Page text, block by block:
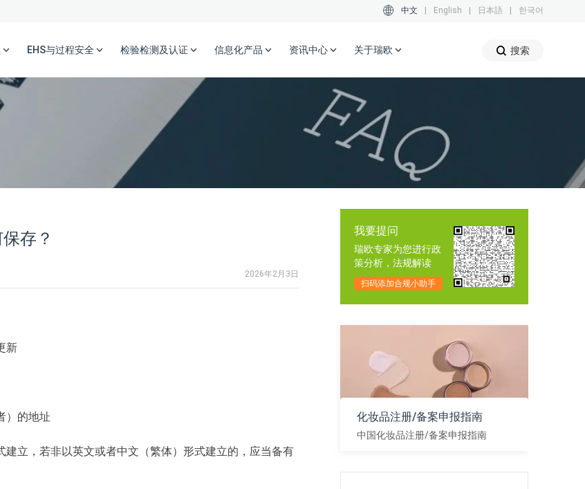
中文 English 日本語 한국어
EHS与过程安全 检验检测及认证 信息化产品 资讯中心 关于瑞欧 搜索
存？
2026年2月3日
新
）的地址
立，若非以英文或者中文（繁体）形式建立的，应当备有
我要提问
瑞欧专家为您进行政
策分析，法规解读
扫码添加合规小助手
化妆品注册/备案申报指南
中国化妆品注册/备案申报指南